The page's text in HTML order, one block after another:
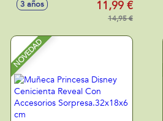
3 años 11,99 €
14,95 €
NOVEDAD